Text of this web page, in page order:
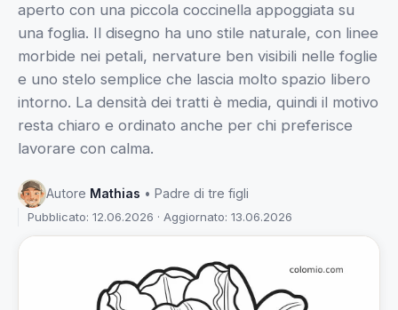
aperto con una piccola coccinella appoggiata su
una foglia. Il disegno ha uno stile naturale, con linee
morbide nei petali, nervature ben visibili nelle foglie
e uno stelo semplice che lascia molto spazio libero
intorno. La densità dei tratti è media, quindi il motivo
resta chiaro e ordinato anche per chi preferisce
lavorare con calma.
Autore Mathias • Padre di tre figli
Pubblicato: 12.06.2026 · Aggiornato: 13.06.2026